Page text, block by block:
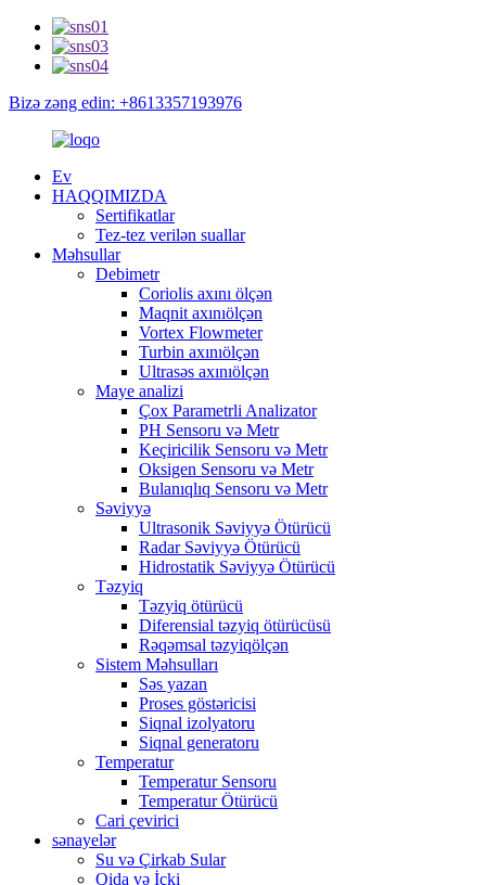
Bizə zəng edin: +8613357193976
Ev
HAQQIMIZDA
Sertifikatlar
Tez-tez verilən suallar
Məhsullar
Debimetr
Coriolis axını ölçən
Maqnit axınıölçən
Vortex Flowmeter
Turbin axınıölçən
Ultrasəs axınıölçən
Maye analizi
Çox Parametrli Analizator
PH Sensoru və Metr
Keçiricilik Sensoru və Metr
Oksigen Sensoru və Metr
Bulanıqlıq Sensoru və Metr
Səviyyə
Ultrasonik Səviyyə Ötürücü
Radar Səviyyə Ötürücü
Hidrostatik Səviyyə Ötürücü
Təzyiq
Təzyiq ötürücü
Diferensial təzyiq ötürücüsü
Rəqəmsal təzyiqölçən
Sistem Məhsulları
Səs yazan
Proses göstəricisi
Siqnal izolyatoru
Siqnal generatoru
Temperatur
Temperatur Sensoru
Temperatur Ötürücü
Cari çevirici
sənayelər
Su və Çirkab Sular
Qida və İçki